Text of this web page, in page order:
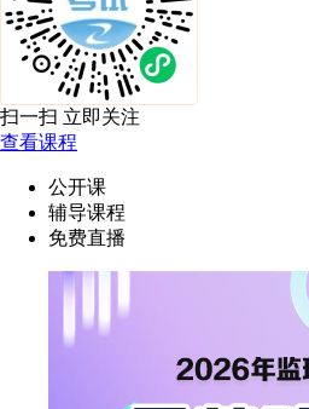
扫一扫 立即关注
查看课程
公开课
辅导课程
免费直播